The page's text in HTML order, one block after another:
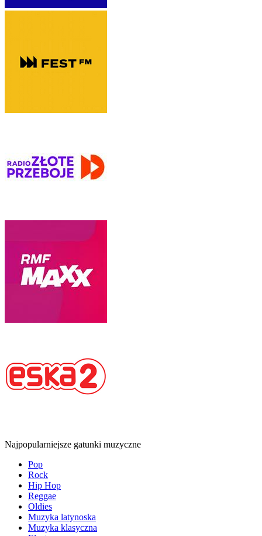
Najpopularniejsze gatunki muzyczne
Pop
Rock
Hip Hop
Reggae
Oldies
Muzyka latynoska
Muzyka klasyczna